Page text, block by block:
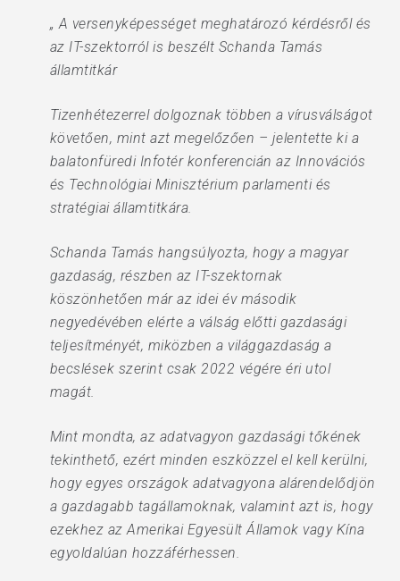
„ A versenyképességet meghatározó kérdésről és
az IT-szektorról is beszélt Schanda Tamás
államtitkár
Tizenhétezerrel dolgoznak többen a vírusválságot
követően, mint azt megelőzően – jelentette ki a
balatonfüredi Infotér konferencián az Innovációs
és Technológiai Minisztérium parlamenti és
stratégiai államtitkára.
Schanda Tamás hangsúlyozta, hogy a magyar
gazdaság, részben az IT-szektornak
köszönhetően már az idei év második
negyedévében elérte a válság előtti gazdasági
teljesítményét, miközben a világgazdaság a
becslések szerint csak 2022 végére éri utol
magát.
Mint mondta, az adatvagyon gazdasági tőkének
tekinthető, ezért minden eszközzel el kell kerülni,
hogy egyes országok adatvagyona alárendelődjön
a gazdagabb tagállamoknak, valamint azt is, hogy
ezekhez az Amerikai Egyesült Államok vagy Kína
egyoldalúan hozzáférhessen.